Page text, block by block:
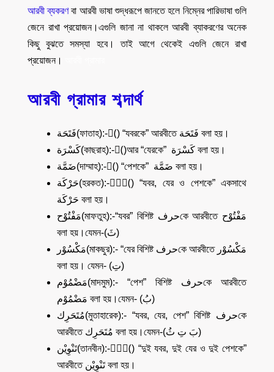
আরবী ব্যকরণবা আরবী ভাষা শুদ্ধরূপে জানতে হলে নিম্নের পারিভাষা গুলি
জেনে রাখা প্রয়োজন।এগুলি জানা না থাকলে আরবী ব্যাকরণের অনেক
কিছু বুঝতে সমস্যা হবে। তাই আগে থেকেই এগুলি জেনে রাখা
প্রয়োজন।
আরবী গ্রামার শব্দার্থ
فَتَحَة(ফাতাহ):-(َ) “যবরকে” আরবীতে فَتَحَة বলা হয়।
كَسْرَة(কাছরাহ):-(ِ)আর “যেরকে” كَسْرَة বলা হয়।
ضَمَّة(দাম্মাহ):-(ُ) “পেশকে” ضَمَّة বলা হয়।
حَرْكَة(হরকত):-(َُِ) “যবর, যের ও পেশকে” একসাথে
حَرْكَة বলা হয়।
مَفْتُوْح(মাফতুহ):-“যবর” বিশিষ্ট حرفকে আরবীতে مَفْتُوْح
বলা হয়।যেমন-(ثَ)
مَكْسُوْر(মাকছুর):- “যের বিশিষ্ট حرفকে আরবীতে مَكْسُوْر
বলা হয়। যেমন- (تِ)
مَضْمُوْم(মাদমুম):- “পেশ” বিশিষ্ট حرفকে আরবীতে
مَضْمُوْم বলা হয়।যেমন- (بُ)
مُتَحَرِك(মুতাহারেক):- “যবর, যের, পেশ” বিশিষ্ট حرفকে
আরবীতে مُتَحَرِك বলা হয়।যেমন-(بَ تِ ثُ)
تَنْوِيْن(তানবীন):-(ًٌٍ) “দুই যবর, দুই যের ও দুই পেশকে”
আরবীতে تَنْوِيْن বলা হয়।